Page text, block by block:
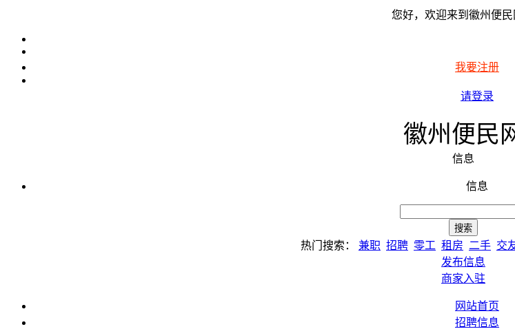
您好，欢迎来到徽州便民
我要注册
请登录
徽州便民
信息
信息
热门搜索： 兼职 招聘 零工 租房 二手 交
发布信息
商家入驻
网站首页
招聘信息